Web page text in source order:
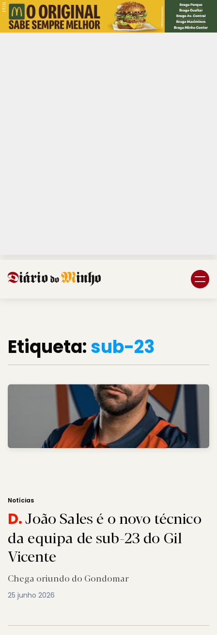
PUB.
Etiqueta:sub-23
Notícias
D.João Sales é o novo técnico
da equipa de sub-23 do Gil
Vicente
Chega oriundo do Gondomar
25 junho 2026